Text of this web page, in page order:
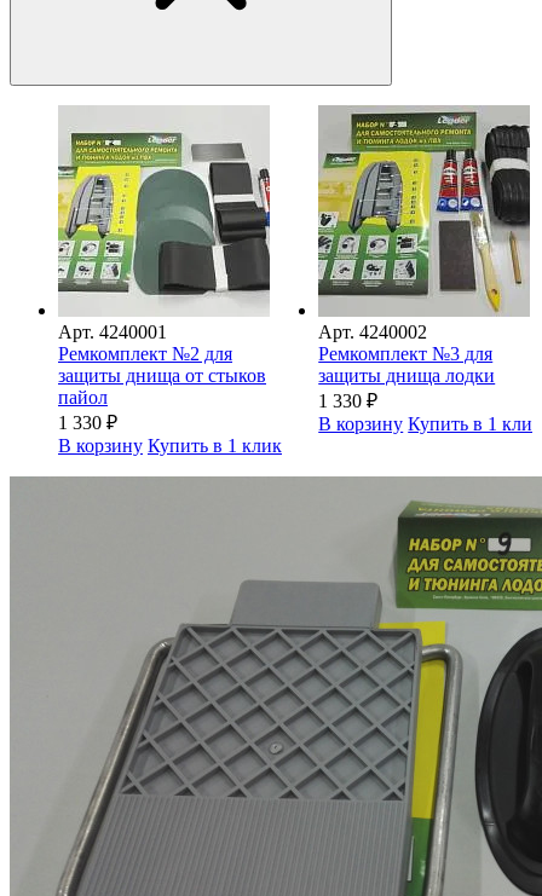
Арт. 4240001
Ремкомплект №2 для
защиты днища от стыков
пайол
1 330 ₽
В корзину Купить в 1 клик
Арт.4240002
Ремкомплект №3 для
защиты днища лодки
1 330₽
В корзину Купить в 1 клик